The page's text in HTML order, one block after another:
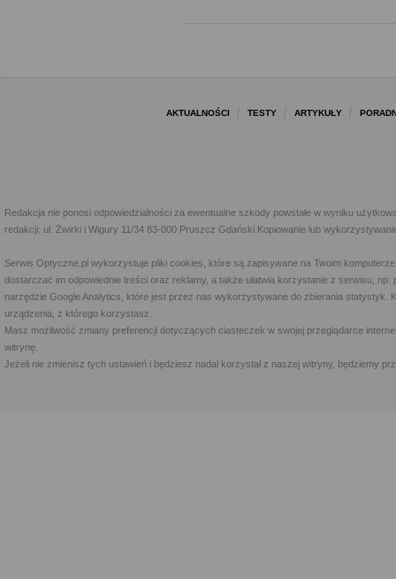
AKTUALNOŚCI TESTY ARTYKUŁY
Redakcja nie ponosi odpowiedzialności za ewentualne szkody powstałe w wyniku
redakcji: ul. Żwirki i Wigury 11/34 83-000 Pruszcz Gdański Kopiowanie lub
Serwis Optyczne.pl wykorzystuje pliki cookies, które są zapisywane na Twoim
dostarczać im odpowiednie treści oraz reklamy, a także ułatwia korzystanie z serwisu,
narzędzie Google Analytics, które jest przez nas wykorzystywane do zbierania statystyk.
urządzenia, z którego korzystasz.
Masz możliwość zmiany preferencji dotyczących ciasteczek w swojej przeglądarce
witrynę.
Jeżeli nie zmienisz tych ustawień i będziesz nadal korzystał z naszej witryny, będziemy